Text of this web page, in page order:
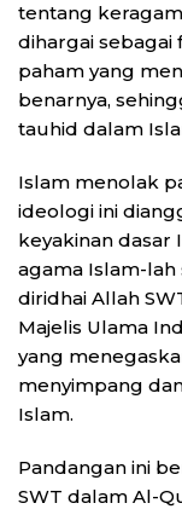
tentang
dihargai sebagai
paham yang
benarnya,
tauhid dalam
Islam menolak
ideologi ini
keyakinan dasar
agama Islam-lah
diridhai Allah
Majelis Ulama
yang
menyimpang
Islam.
Pandangan ini
SWT dalam Al-